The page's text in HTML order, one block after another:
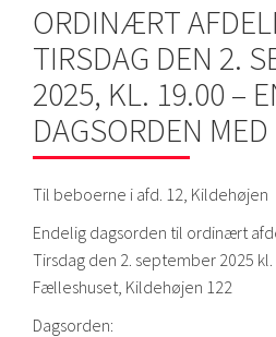
ORDINÆRT
TIRSDAG DEN 2.
2025, KL. 19.00 –
DAGSORDEN
Til beboerne i afd. 12, Kildehøjen
Endelig dagsorden til ordinært
Tirsdag den 2. september 2025 kl.
Fælleshuset, Kildehøjen 122
Dagsorden: